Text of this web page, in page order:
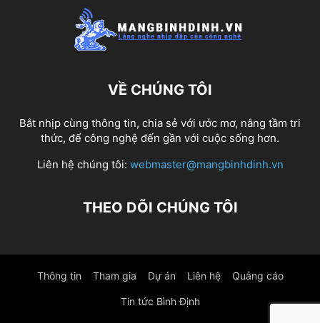
VỀ CHÚNG TÔI
Bắt nhịp cùng thông tin, chia sẻ với ước mơ, nâng tầm tri
thức, để công nghệ đến gần với cuộc sống hơn.
Liên hệ chúng tôi: webmaster@mangbinhdinh.vn
THEO DÕI CHÚNG TÔI
Thông tin Tham gia Dự án Liên hệ Quảng cáo
Tin tức Bình Định